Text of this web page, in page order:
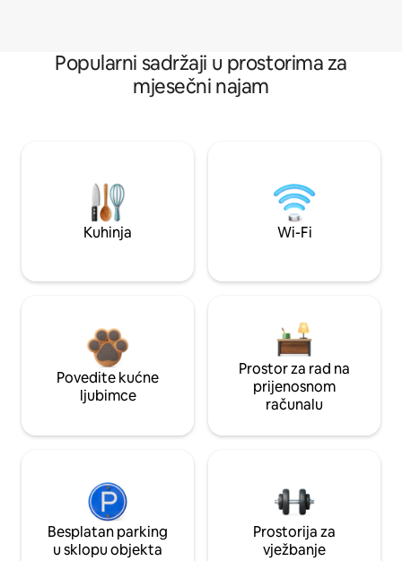
Popularni sadržaji u prostorima za
mjesečni najam
Kuhinja Wi-Fi
Povedite kućne
ljubimce
Prostor za rad na
prijenosnom
računalu
Besplatan parking
u sklopu objekta
Prostorija za
vježbanje